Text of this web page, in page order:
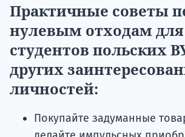
Практичные советы
нулевым отходам для
студентов польских
других
личностей:
Покупайте задуманные